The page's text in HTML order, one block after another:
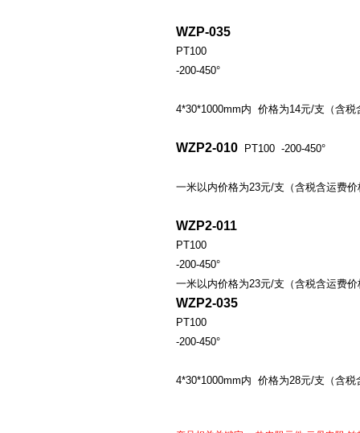
WZP-035
PT100
-200-450°
4*30*1000mm内 价格为14元/支（含税
WZP2-010 PT100 -200-450°
一米以内价格为23元/支（含税含运费价
WZP2-011
PT100
-200-450°
一米以内价格为23元/支（含税含运费价
WZP2-035
PT100
-200-450°
4*30*1000mm内 价格为28元/支（含税